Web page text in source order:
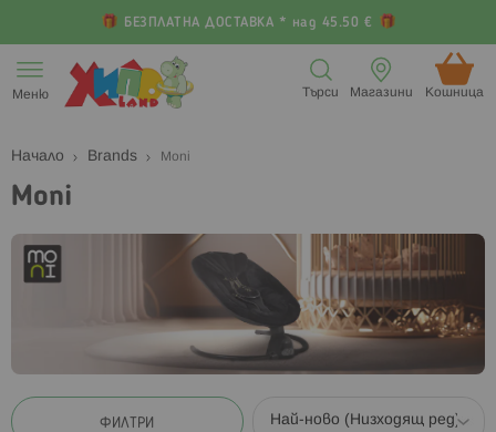
БЕЗПЛАТНА ДОСТАВКА * над 45.50 €
към
съдържанието
Меню Кошница (
Магазини
Търси
Начало Brands Moni
Moni
ФИЛТРИ